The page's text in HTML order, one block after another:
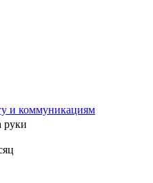
и коммуникациям
руки